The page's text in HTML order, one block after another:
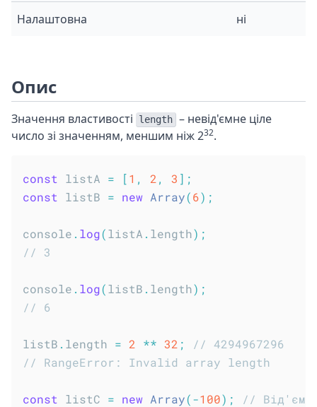
Налаштовна ні
Опис
Значення властивості length – невід'ємне ціле
число зі значенням, меншим ніж 232.
const listA = [1 , 2 , 3 ] ;
const listB = new Array(6) ;
console . log(listA . length) ;
// 3
console . log(listB . length) ;
// 6
listB . length = 2 ** 32 ;
// 4294967296
// RangeError: Invalid array length
const listC = new Array(-100) ;
//